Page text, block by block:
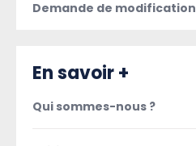
Demande de modification
En savoir +
Qui sommes-nous ?